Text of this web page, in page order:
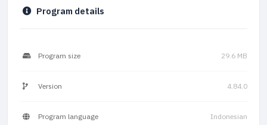
Program details
Program size 29.6 MB
Version 4.84.0
Program language Indonesian